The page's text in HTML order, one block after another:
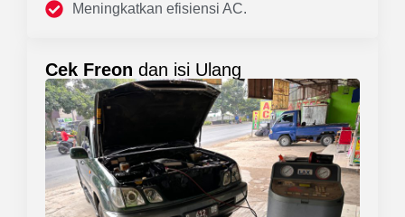
Meningkatkan efisiensi AC.
Cek Freon dan isi Ulang